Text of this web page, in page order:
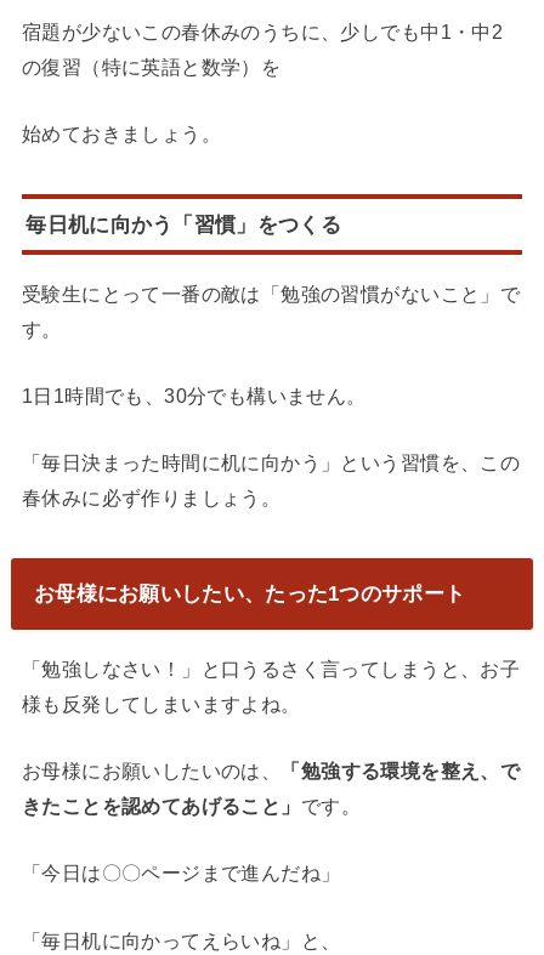
宿題が少ないこの春休みのうちに、少しでも中1・中2
の復習（特に英語と数学）を
始めておきましょう。
毎日机に向かう「習慣」をつくる
受験生にとって一番の敵は「勉強の習慣がないこと」で
す。
1日1時間でも、30分でも構いません。
「毎日決まった時間に机に向かう」という習慣を、この
春休みに必ず作りましょう。
お母様にお願いしたい、たった1つのサポート
「勉強しなさい！」と口うるさく言ってしまうと、お子
様も反発してしまいますよね。
お母様にお願いしたいのは、
「勉強する環境を整え、で
きたことを認めてあげること」 です。
「今日は〇〇ページまで進んだね」
「毎日机に向かってえらいね」と、